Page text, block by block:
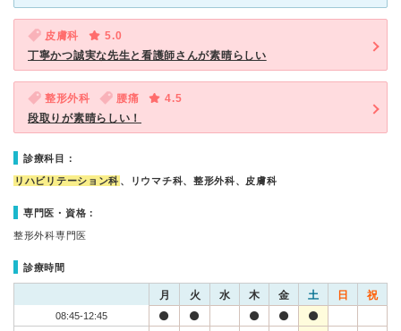
皮膚科
5.0
丁寧かつ誠実な先生と看護師さんが素晴らしい
整形外科 腰痛
4.5
段取りが素晴らしい！
診療科目：
リハビリテーション科 、リウマチ科、整形外科、皮膚科
専門医・資格：
整形外科専門医
診療時間
月 火 水 木 金 土 日 祝
08:45-12:45